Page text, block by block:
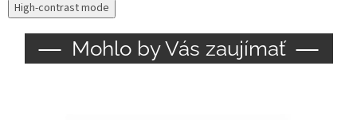
High-contrast mode
Mohlo by Vás zaujímať